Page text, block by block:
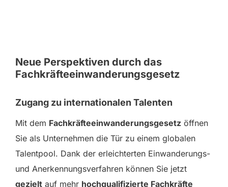
Neue Perspektiven durch das
Fachkräfteeinwanderungsgesetz
Zugang zu internationalen Talenten
Mit dem Fachkräfteeinwanderungsgesetz öffnen
Sie als Unternehmen die Tür zu einem globalen
Talentpool. Dank der erleichterten Einwanderungs-
und Anerkennungsverfahren können Sie jetzt
gezielt auf mehr hochqualifizierte Fachkräfte